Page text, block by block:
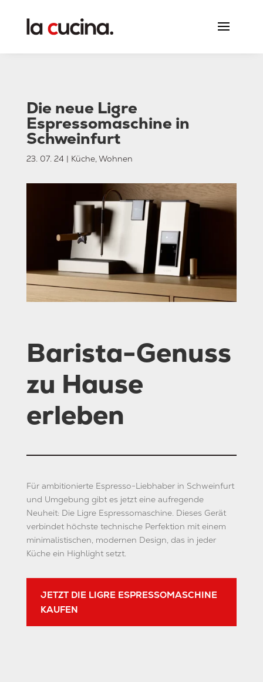
Die neue Ligre
Espressomaschine in
Schweinfurt
23. 07. 24 | Küche,Wohnen
Barista-Genuss
zu Hause
erleben
Für ambitionierte Espresso-Liebhaber in Schweinfurt
und Umgebung gibt es jetzt eine aufregende
Neuheit: Die Ligre Espressomaschine. Dieses Gerät
verbindet höchste technische Perfektion mit einem
minimalistischen, modernen Design, das in jeder
Küche ein Highlight setzt.
JETZT DIE LIGRE ESPRESSOMASCHINE
KAUFEN